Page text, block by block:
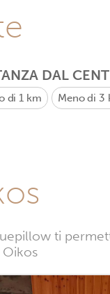
DAL
di 1 km Meno di 3
ti